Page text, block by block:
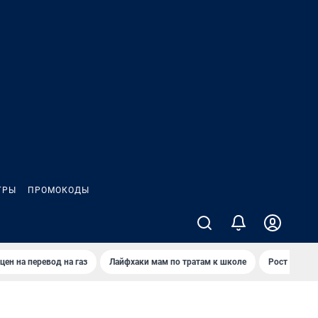
ПРОМОКОДЫ
на перевод на газ Лайфхаки мам по тратам к школе Рост цен на